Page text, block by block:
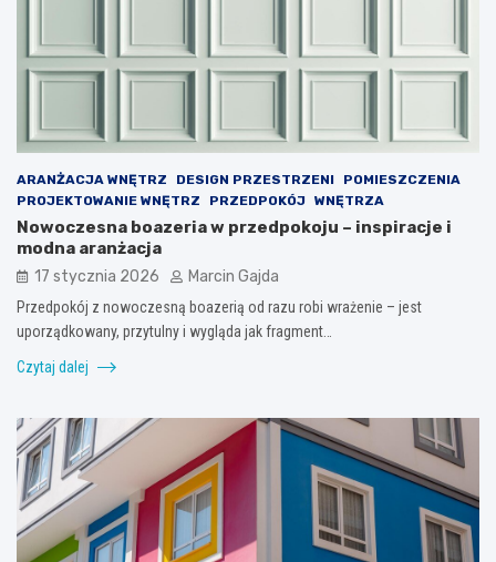
ARANŻACJA WNĘTRZ DESIGN PRZESTRZENI
POMIESZCZENIA
PROJEKTOWANIE WNĘTRZ
PRZEDPOKÓJ WNĘTRZA
Nowoczesna boazeria w przedpokoju – inspiracje i
modna aranżacja
17 stycznia 2026 Marcin Gajda
Przedpokój z nowoczesną boazerią od razu robi wrażenie – jest
uporządkowany, przytulny i wygląda jak fragment…
Czytaj dalej